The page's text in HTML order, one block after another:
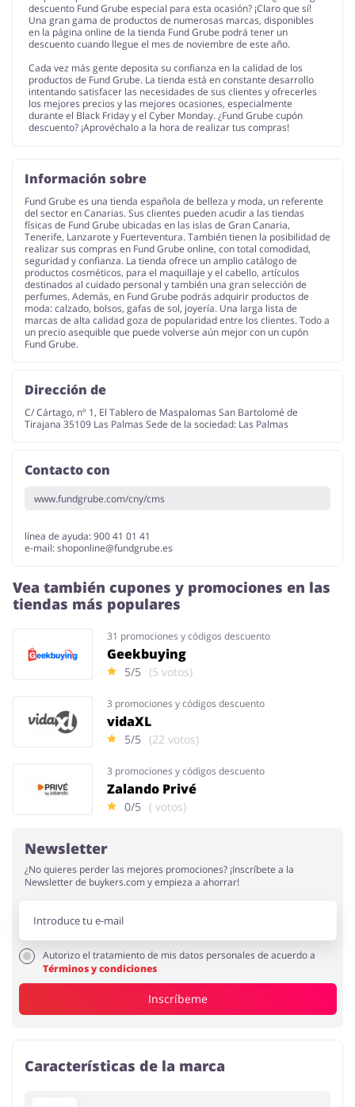
descuento Fund Grube especial para esta ocasión? ¡Claro que sí!
Una gran gama de productos de numerosas marcas, disponibles
en la página online de la tienda Fund Grube podrá tener un
descuento cuando llegue el mes de noviembre de este año.
Cada vez más gente deposita su confianza en la calidad de los
productos de Fund Grube. La tienda está en constante desarrollo
intentando satisfacer las necesidades de sus clientes y ofrecerles
los mejores precios y las mejores ocasiones, especialmente
durante el Black Friday y el Cyber Monday. ¿Fund Grube cupón
descuento? ¡Aprovéchalo a la hora de realizar tus compras!
Información sobre
Fund Grube es una tienda española de belleza y moda, un referente
del sector en Canarias. Sus clientes pueden acudir a las tiendas
físicas de Fund Grube ubicadas en las islas de Gran Canaria,
Tenerife, Lanzarote y Fuerteventura. También tienen la posibilidad de
realizar sus compras en Fund Grube online, con total comodidad,
seguridad y confianza. La tienda ofrece un amplio catálogo de
productos cosméticos, para el maquillaje y el cabello, artículos
destinados al cuidado personal y también una gran selección de
perfumes. Además, en Fund Grube podrás adquirir productos de
moda: calzado, bolsos, gafas de sol, joyería. Una larga lista de
marcas de alta calidad goza de popularidad entre los clientes. Todo a
un precio asequible que puede volverse aún mejor con un cupón
Fund Grube.
Dirección de
C/ Cártago, nº 1, El Tablero de Maspalomas San Bartolomé de
Tirajana 35109 Las Palmas Sede de la sociedad: Las Palmas
Contacto con
www.fundgrube.com/cny/cms
línea de ayuda: 900 41 01 41
e-mail:shoponline@fundgrube.es
Vea también cupones y promociones en las
tiendas más populares
31 promociones y códigos descuento
Geekbuying
5/5 (5 votos)
3 promociones y códigos descuento
vidaXL
5/5 (22 votos)
3 promociones y códigos descuento
Zalando Privé
0/5 ( votos)
Newsletter
¿No quieres perder las mejores promociones? ¡Inscríbete a la
Newsletter de buykers.com y empieza a ahorrar!
Autorizo el tratamiento de mis datos personales de acuerdo a
Términos y condiciones
Inscríbeme
Características de la marca